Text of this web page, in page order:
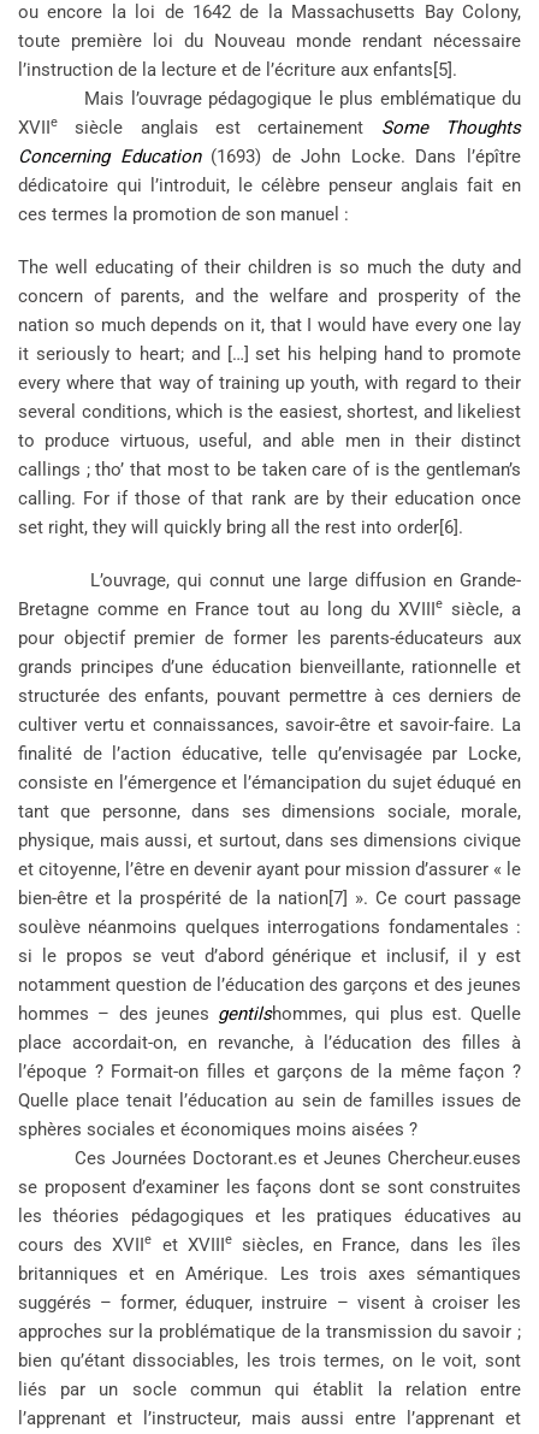
ou encore la loi de 1642 de la Massachusetts Bay Colony,
toute première loi du Nouveau monde rendant nécessaire
l’instruction de la lecture et de l’écriture aux enfants[5].
Mais l’ouvrage pédagogique le plus emblématique du
XVIIe siècle anglais est certainement Some Thoughts
Concerning Education(1693) de John Locke. Dans l’épître
dédicatoire qui l’introduit, le célèbre penseur anglais fait en
ces termes la promotion de son manuel :
The well educating of their children is so much the duty and
concern of parents, and the welfare and prosperity of the
nation so much depends on it, that I would have every one lay
it seriously to heart; and […] set his helping hand to promote
every where that way of training up youth, with regard to their
several conditions, which is the easiest, shortest, and likeliest
to produce virtuous, useful, and able men in their distinct
callings ; tho’ that most to be taken care of is the gentleman’s
calling. For if those of that rank are by their education once
set right, they will quickly bring all the rest into order[6].
L’ouvrage, qui connut une large diffusion en Grande-
Bretagne comme en France tout au long du XVIIIesiècle, a
pour objectif premier de former les parents-éducateurs aux
grands principes d’une éducation bienveillante, rationnelle et
structurée des enfants, pouvant permettre à ces derniers de
cultiver vertu et connaissances, savoir-être et savoir-faire. La
finalité de l’action éducative, telle qu’envisagée par Locke,
consiste en l’émergence et l’émancipation du sujet éduqué en
tant que personne, dans ses dimensions sociale, morale,
physique, mais aussi, et surtout, dans ses dimensions civique
et citoyenne, l’être en devenir ayant pour mission d’assurer « le
bien-être et la prospérité de la nation[7] ». Ce court passage
soulève néanmoins quelques interrogations fondamentales :
si le propos se veut d’abord générique et inclusif, il y est
notamment question de l’éducation des garçons et des jeunes
hommes – des jeunes gentilshommes, qui plus est. Quelle
place accordait-on, en revanche, à l’éducation des filles à
l’époque ? Formait-on filles et garçons de la même façon ?
Quelle place tenait l’éducation au sein de familles issues de
sphères sociales et économiques moins aisées ?
Ces Journées Doctorant.es et Jeunes Chercheur.euses
se proposent d’examiner les façons dont se sont construites
les théories pédagogiques et les pratiques éducatives au
cours des XVIIe et XVIIIesiècles, en France, dans les îles
britanniques et en Amérique. Les trois axes sémantiques
suggérés – former, éduquer, instruire – visent à croiser les
approches sur la problématique de la transmission du savoir ;
bien qu’étant dissociables, les trois termes, on le voit, sont
liés par un socle commun qui établit la relation entre
l’apprenant et l’instructeur, mais aussi entre l’apprenant et